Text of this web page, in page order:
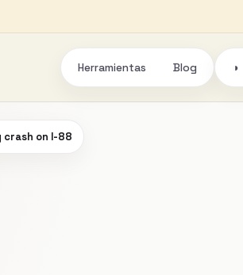
Herramientas Blog ◑
on I-88